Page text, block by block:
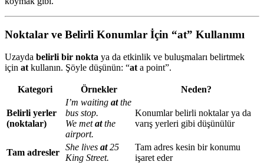
Noktalar ve Belirli Konumlar İçin “at” Kullanımı
Uzayda belirli bir nokta ya da etkinlik ve buluşmaları belirtmek
için atkullanın. Şöyle düşünün: “ata point”.
Kategori Örnekler Neden?
Belirli yerler
(noktalar)
I’m waiting atthe
bus stop.
We metatthe
airport.
Konumlar belirli noktalar ya da
varış yerleri gibi düşünülür
Tam adresler
She lives at25
King Street.
Tam adres kesin bir konumu
işaret eder